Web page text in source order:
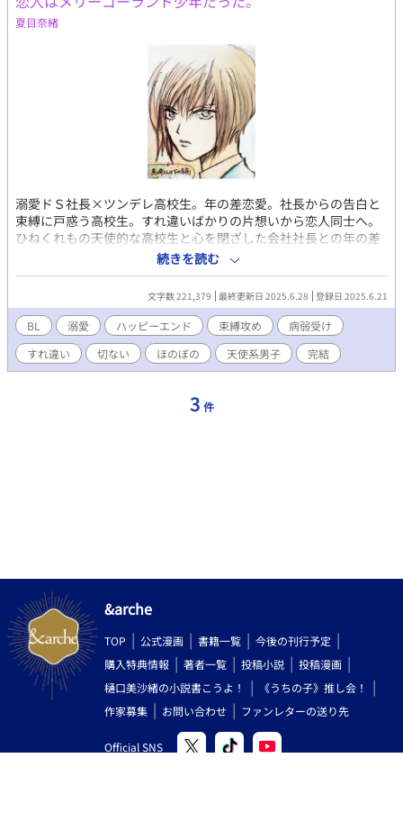
に起こることと、黒崎に寄り添う夏樹。 作品時系列：「恋人はメ
だった～永遠の誓い編」→「アイアンエンジェル～あの日の旋
律」→「夏椿の天使～あの日に出会った旋律」→「白い雫の天使
～親愛なる人への旋律」→「上弦の月の天使～結ばれた約束の
夜」→本作「青い月の天使～あの日の約束の旋律」
夏目奈緒
溺愛ドＳ社長×ツンデレ高校生。年の差恋愛。社長からの告白と
束縛に戸惑う高校生。すれ違いばかりの片想いから恋人同士へ。
ひねくれもの天使的な高校生と心を閉ざした会社社長との年の差
ＢＬ。中山夏樹(18)は従姉妹の結婚式の２次会で、倒れてきた酔
っ払いの下敷きになり左手に怪我を負った。助けてくれたのが、
会場レストラン経営の黒崎ホールディングス代表取締役社長・黒
崎圭一(33)。左手の抜糸がすむまで黒崎の車で送迎されることに
なった。黒崎は誰にも心を開かない。夏樹も同じである。しかし
ながら、夏樹は黒崎の前だけは自分の意思とは反対に、本音を吐
き出す。２人は孤独を抱えており、夏樹は黒崎に惹かれていく。
黒崎は夏樹に一目惚れし、執着する。
続きを読む
文字数 221,379 最終更新日 2025.6.28 登録日 2025.6.21
BL 溺愛 ハッピーエンド 束縛攻め
病弱受け
すれ違い
切ない ほのぼの 天使系男子 完結
3 件
&arche
TOP 公式漫画 書籍一覧
今後の刊行予定
購入特典情報
著者一覧 投稿小説
投稿漫画
樋口美沙緒の小説書こうよ！
《うちの子》推し会！
作家募集
お問い合わせ ファンレターの送り先
Official SNS